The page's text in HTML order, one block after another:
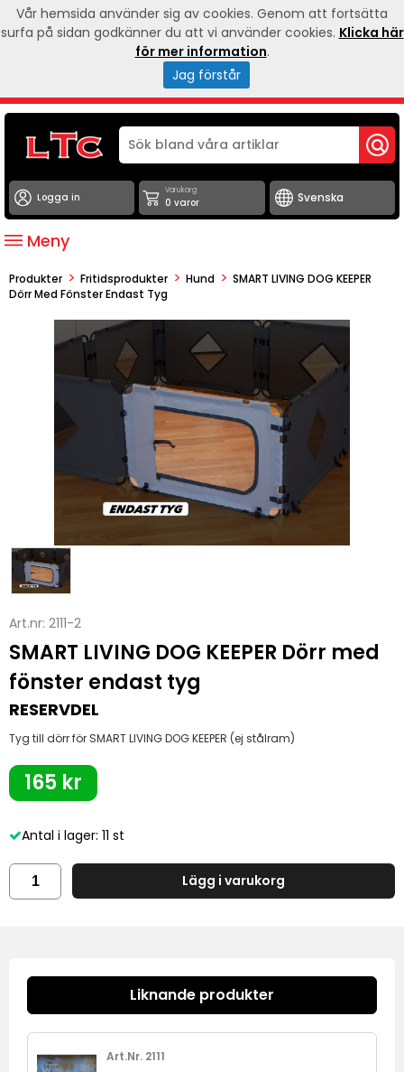
Logga in
Varukorg
0 varor
Meny
Produkter > Fritidsprodukter > Hund > SMART LIVING DOG KEEPER
Dörr Med Fönster Endast Tyg
Art.nr: 2111-2
SMART LIVING DOG KEEPER Dörr med
fönster endast tyg
RESERVDEL
Tyg till dörr för SMART LIVING DOG KEEPER (ej stålram)
165 kr
Antal i lager: 11 st
Lägg i varukorg
Liknande produkter
Art.Nr. 2111
Vår hemsida använder sig av cookies. Genom att fortsätta
surfa på sidan godkänner du att vi använder cookies. Klicka här
för mer information.
Jag förstår